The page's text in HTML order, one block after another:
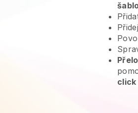
click